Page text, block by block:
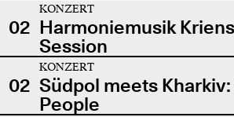
02
KONZERT
Harmoniemusik
Session
02
KONZERT
Südpol meets
People